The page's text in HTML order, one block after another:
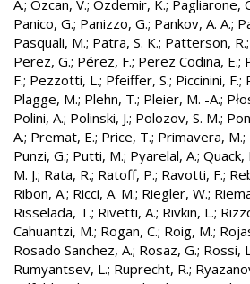
A.; Özcan, V.; Özdemir, K.; Pagliarone,
Panico, G.; Panizzo, G.; Pankov, A. A.;
Pasquali, M.; Patra, S. K.; Patterson, R.;
Perez, G.; Pérez, F.; Perez Codina, E.;
F.; Pezzotti, L.; Pfeiffer, S.; Piccinini, F.;
Plagge, M.; Plehn, T.; Pleier, M. -A.;
Polini, A.; Polinski, J.; Polozov, S. M.;
A.; Premat, E.; Price, T.; Primavera, M.;
Punzi, G.; Putti, M.; Pyarelal, A.; Quack,
M. J.; Rata, R.; Ratoff, P.; Ravotti, F.;
Ribon, A.; Ricci, A. M.; Riegler, W.;
Risselada, T.; Rivetti, A.; Rivkin, L.;
Cahuantzi, M.; Rogan, C.; Roig, M.;
Rosado Sanchez, A.; Rosaz, G.; Rossi,
Rumyantsev, L.; Ruprecht, R.;